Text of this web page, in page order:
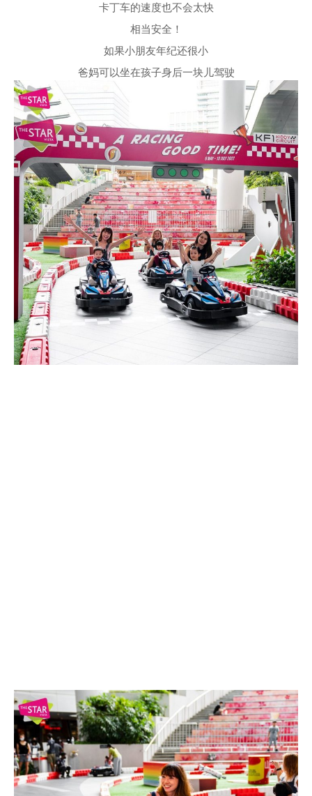
卡丁车的速度也不会太快
相当安全！
如果小朋友年纪还很小
爸妈可以坐在孩子身后一块儿驾驶